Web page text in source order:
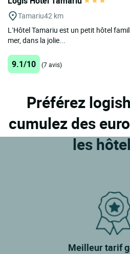
Tamariu42 km
L’Hôtel Tamariu est un petit hôtel
mer, dans la jolie...
9.1/10 (7 avis)
Préférez
cumulez des
les
Meilleur tarif